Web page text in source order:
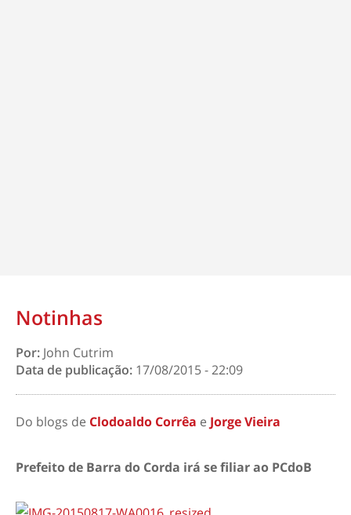
Notinhas
Por: John Cutrim
Data de publicação: 17/08/2015 - 22:09
Do blogs de Clodoaldo Corrêa e Jorge Vieira
Prefeito de Barra do Corda irá se filiar ao PCdoB